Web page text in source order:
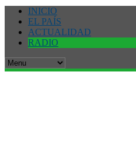
INICIO
EL PAÍS
ACTUALIDAD
RADIO